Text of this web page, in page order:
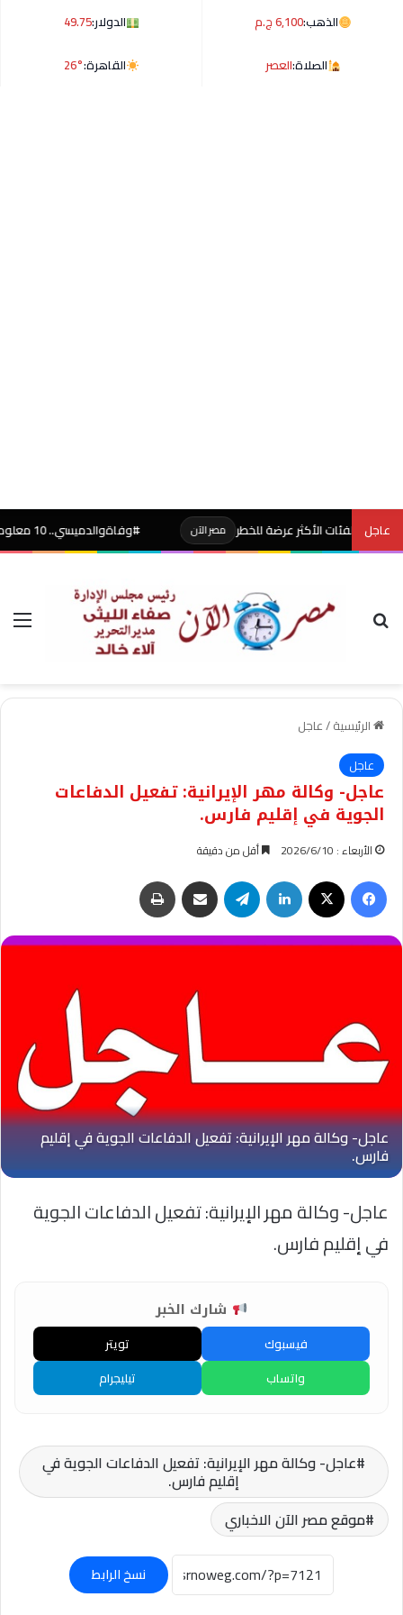
الذهب:6,100 ج.م الدولار:49.75
الصلاة:العصر القاهرة:26°
عاجل
الفئات الأكثر عرضة للخطر مصر الآن #وفاةوالدميسي.. 10 معلومات عن الأب “خورخي” الذي مهد الطريق للأسطورة
بحث عن
الرئيسية/عاجل
عاجل
عاجل- وكالة مهر الإيرانية: تفعيل الدفاعات
الجوية في إقليم فارس.
الأربعاء : 2026/6/10 أقل من دقيقة
فيسبوك لينكدإن تيلقرام مشاركة عبر البريد
عاجل- وكالة مهر الإيرانية: تفعيل الدفاعات الجوية
في إقليم فارس.
شارك الخبر
فيسبوك
تويتر
واتساب
تيليجرام
عاجل- وكالة مهر الإيرانية: تفعيل الدفاعات الجوية في
إقليم فارس.
موقع مصر الآن الاخباري
نسخ الرابط